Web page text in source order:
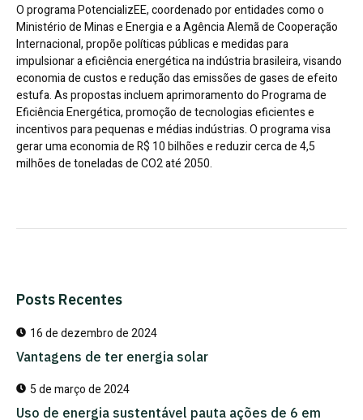
O programa PotencializEE, coordenado por entidades como o
Ministério de Minas e Energia e a Agência Alemã de Cooperação
Internacional, propõe políticas públicas e medidas para
impulsionar a eficiência energética na indústria brasileira, visando
economia de custos e redução das emissões de gases de efeito
estufa. As propostas incluem aprimoramento do Programa de
Eficiência Energética, promoção de tecnologias eficientes e
incentivos para pequenas e médias indústrias. O programa visa
gerar uma economia de R$ 10 bilhões e reduzir cerca de 4,5
milhões de toneladas de CO2 até 2050.
Posts Recentes
16 de dezembro de 2024
Vantagens de ter energia solar
5 de março de 2024
Uso de energia sustentável pauta ações de 6 em